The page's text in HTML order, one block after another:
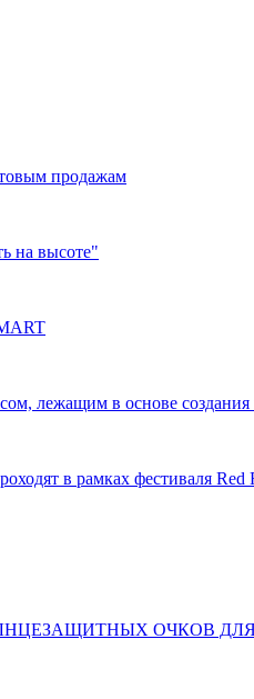
продажам
на высоте"
лежащим в основе
в рамках фестиваля Red
ОЧКОВ